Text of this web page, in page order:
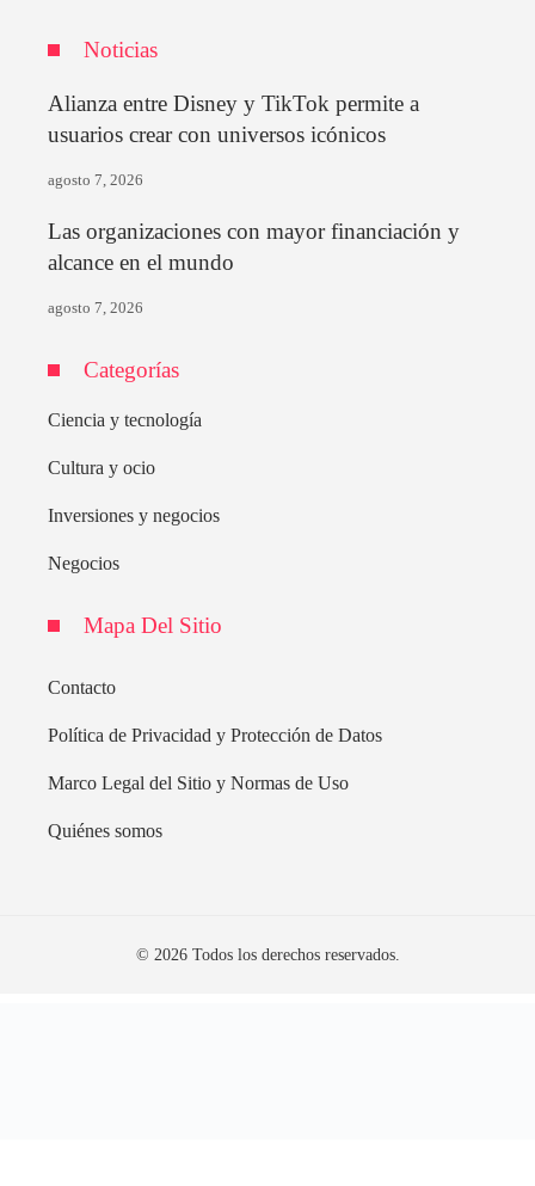
Noticias
Alianza entre Disney y TikTok permite a
usuarios crear con universos icónicos
agosto 7, 2026
Las organizaciones con mayor financiación y
alcance en el mundo
agosto 7, 2026
Categorías
Ciencia y tecnología
Cultura y ocio
Inversiones y negocios
Negocios
Mapa Del Sitio
Contacto
Política de Privacidad y Protección de Datos
Marco Legal del Sitio y Normas de Uso
Quiénes somos
© 2026 Todos los derechos reservados.